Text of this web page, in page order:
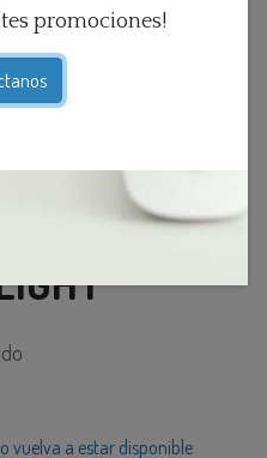
promociones!
SQUARE
vuelva a estar disponible